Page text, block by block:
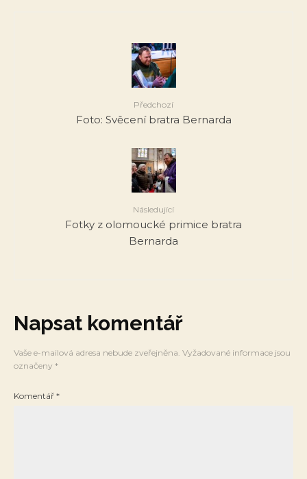
Předchozí
Foto: Svěcení bratra Bernarda
Následující
Fotky z olomoucké primice bratra
Bernarda
Napsat komentář
Vaše e-mailová adresa nebude zveřejněna. Vyžadované informace jsou
označeny *
Komentář *